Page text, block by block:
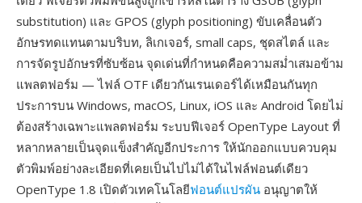
substitution) และ GPOS (glyph positioning) ขับเคลื่อนตัว
อักษรทดแทนตามบริบท, ลิเกเจอร์, small caps, ชุดสไตล์ และ
การจัดรูปอักษรที่ซับซ้อน จุดเด่นที่กำหนดคือความสม่ำเสมอข้าม
แพลตฟอร์ม — ไฟล์ OTF เดียวกันเรนเดอร์ได้เหมือนกันทุก
ประการบน Windows, macOS, Linux, iOS และ Android โดยไม่
ต้องสร้างเฉพาะแพลตฟอร์ม ระบบฟีเจอร์ OpenType Layout ที่
หลากหลายเป็นจุดแข็งสำคัญอีกประการ ให้นักออกแบบควบคุม
ตัวพิมพ์อย่างละเอียดที่เคยเป็นไปไม่ได้ในไฟล์ฟอนต์เดียว
OpenType 1.8 เปิดตัวเทคโนโลยีฟอนต์แปรผัน อนุญาตให้